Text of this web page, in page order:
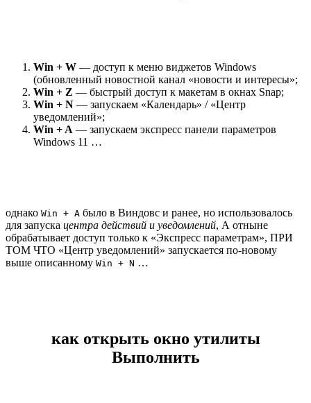
Win + W — доступ к меню виджетов Windows
(обновленный новостной канал «новости и интересы»;
Win + Z — быстрый доступ к макетам в окнах Snap;
Win + N — запускаем «Календарь» / «Центр
уведомлений»;
Win + A — запускаем экспресс панели параметров
Windows 11 …
однако Win + A было в Виндовс и ранее, но использовалось
для запуска центра действий и уведомлений, А отныне
обрабатывает доступ только к «Экспресс параметрам», ПРИ
ТОМ ЧТО «Центр уведомлений» запускается по-новому
выше описанному Win + N …
как открыть окно утилиты
Выполнить